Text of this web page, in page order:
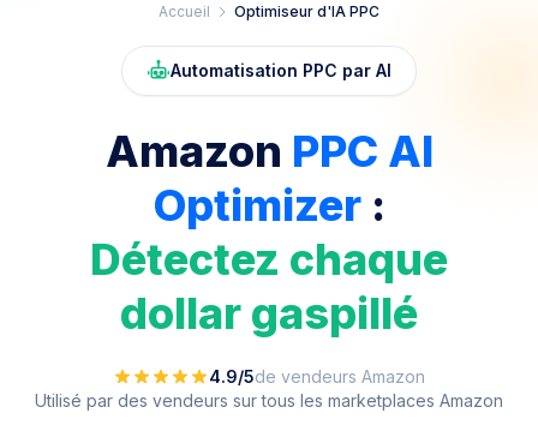
Accueil Optimiseur d'IA PPC
Automatisation PPC par AI
Amazon PPC AI
Optimizer:
Détectez chaque
dollar gaspillé
4.9/5de vendeurs Amazon
Utilisé par des vendeurs sur tous les marketplaces Amazon